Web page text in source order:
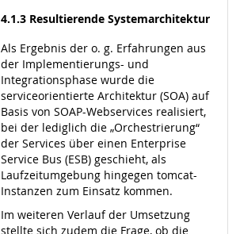
4.1.3 Resultierende Systemarchitektur
Als Ergebnis der o. g. Erfahrungen aus
der Implementierungs- und
Integrationsphase wurde die
serviceorientierte Architektur (SOA) auf
Basis von SOAP-Webservices realisiert,
bei der lediglich die „Orchestrierung“
der Services über einen Enterprise
Service Bus (ESB) geschieht, als
Laufzeitumgebung hingegen tomcat-
Instanzen zum Einsatz kommen.
Im weiteren Verlauf der Umsetzung
stellte sich zudem die Frage, ob die